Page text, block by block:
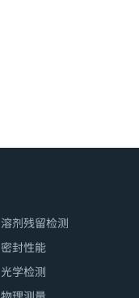
溶剂残留检测
密封性能
光学检测